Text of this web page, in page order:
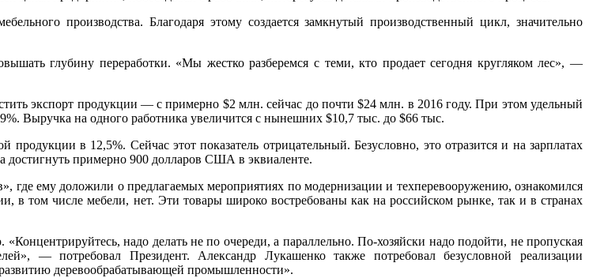
производства. Благодаря этому создается замкнутый производственный цикл, значительно
глубину переработки. «Мы жестко разберемся с теми, кто продает сегодня кругляком лес», —
экспорт продукции — с примерно $2 млн. сейчас до почти $24 млн. в 2016 году. При этом удельный
Выручка на одного работника увеличится с нынешних $10,7 тыс. до $66 тыс.
в 12,5%. Сейчас этот показатель отрицательный. Безусловно, это отразится и на зарплатах
достигнуть примерно 900 долларов США в эквиаленте.
где ему доложили о предлагаемых мероприятиях по модернизации и техперевооружению, ознакомился
том числе мебели, нет. Эти товары широко востребованы как на российском рынке, так и в странах
надо делать не по очереди, а параллельно. По-хозяйски надо подойти, не пропуская
— потребовал Президент. Александр Лукашенко также потребовал безусловной реализации
деревообрабатывающей промышленности».